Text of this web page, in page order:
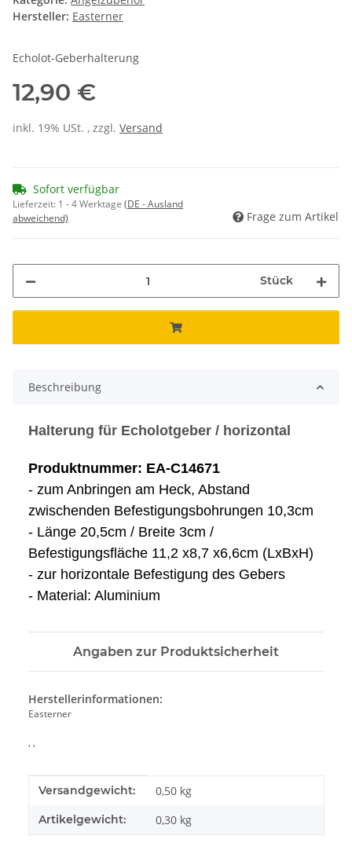
Hersteller: Easterner
Echolot-Geberhalterung
12,90 €
inkl. 19% USt. , zzgl. Versand
Sofort verfügbar
Lieferzeit: 1 - 4 Werktage (DE - Ausland
abweichend)
Frage zum Artikel
Stück
Beschreibung
Halterung für Echolotgeber / horizontal
Produktnummer: EA-C14671
- zum Anbringen am Heck, Abstand
zwischenden Befestigungsbohrungen 10,3cm
- Länge 20,5cm / Breite 3cm /
Befestigungsfläche 11,2 x8,7 x6,6cm (LxBxH)
- zur horizontale Befestigung des Gebers
- Material: Aluminium
Angaben zur Produktsicherheit
Herstellerinformationen:
Easterner
, ,
Produkteigenschaft
Wert
Versandgewicht: 0,50 kg
Artikelgewicht: 0,30 kg